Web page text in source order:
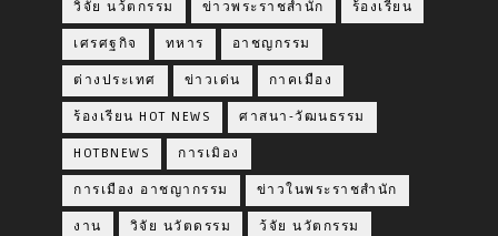
วิจัย นว้ตกรรม ข่าวพระราชสำนัก ร้องเรียน
เศรศฐกิจ ทหาร อาชญกรรม
ต่างประเทศ ข่าวเด่น กาคเมือง
ร้องเรียน HOT NEWS ศาสนา-วัฒนธรรม
HOTBNEWS การเมิอง
การเมือง อาชญากรรม ข่าวในพระราชสำนัก
งาน วิจัย นวัตดรรม ว้จัย นวัตกรรม